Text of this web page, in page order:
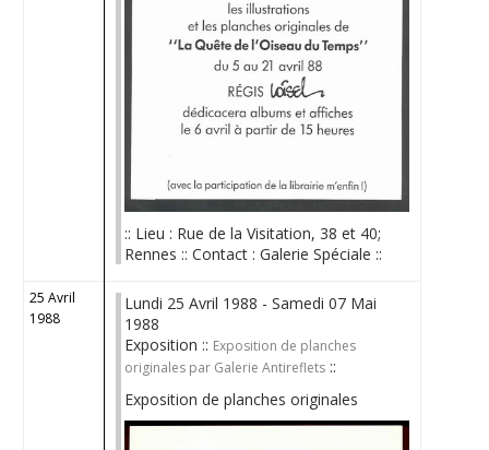
:: Lieu : Rue de la Visitation, 38 et 40;
Rennes :: Contact : Galerie Spéciale ::
25 Avril
1988
Lundi 25 Avril 1988 - Samedi 07 Mai
1988
Exposition :: Exposition de planches
originales par Galerie Antireflets ::
Exposition de planches originales